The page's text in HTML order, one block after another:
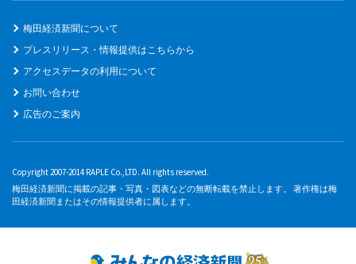
梅田経済新聞について
プレスリリース・情報提供はこちらから
アクセスデータの利用について
お問い合わせ
広告のご案内
Copyright 2007-2014 RAPLE Co.,LTD. All rights reserved.
梅田経済新聞に掲載の記事・写真・図表などの無断転載を禁止します。 著作権は梅
田経済新聞またはその情報提供者に属します。